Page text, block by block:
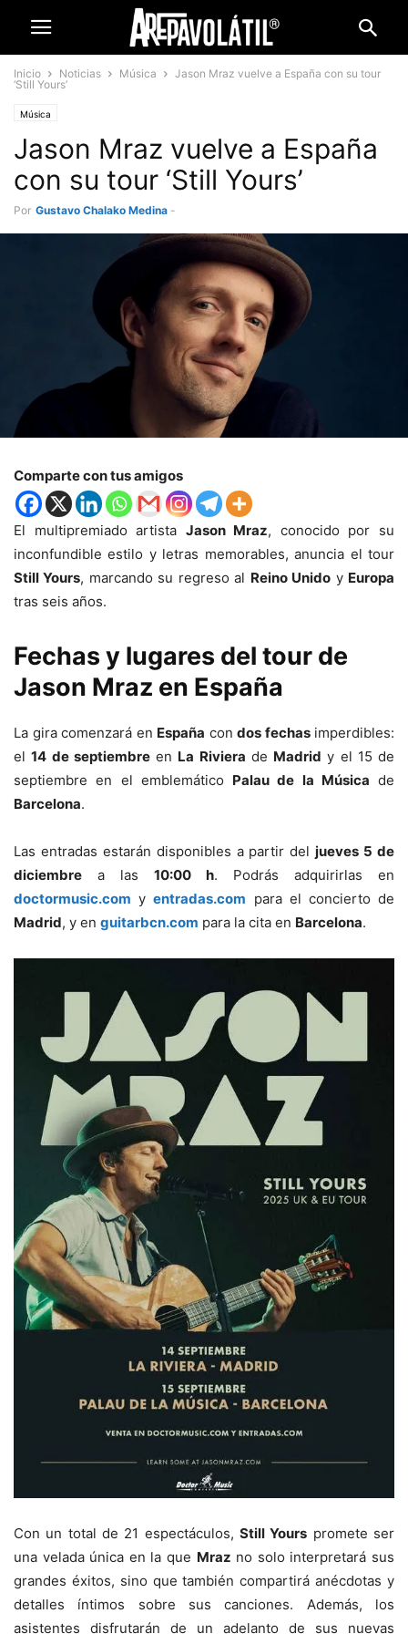
Inicio Noticias Música
Jason Mraz vuelve a España con su tour
‘Still Yours’
Música
Jason Mraz vuelve a España
con su tour ‘Still Yours’
Por Gustavo Chalako Medina -
Comparte con tus amigos
El multipremiado artista Jason Mraz, conocido por su
inconfundible estilo y letras memorables, anuncia el tour
Still Yours, marcando su regreso al Reino Unido y Europa
tras seis años.
Fechas y lugares del tour de
Jason Mraz en España
La gira comenzará en España con dos fechasimperdibles:
el14 de septiembreen La Riviera de Madrid y el 15 de
septiembre en el emblemático Palau de la Música de
Barcelona.
Las entradas estarán disponibles a partir deljueves 5 de
diciembre a las 10:00 h. Podrás adquirirlas en
doctormusic.com yentradas.com para el concierto de
Madrid, y en guitarbcn.com para la cita en Barcelona.
Con un total de 21 espectáculos, Still Yours promete ser
una velada única en la que Mraz no solo interpretará sus
grandes éxitos, sino que también compartirá anécdotas y
detalles íntimos sobre sus canciones. Además, los
asistentes disfrutarán de un adelanto de sus nuevas